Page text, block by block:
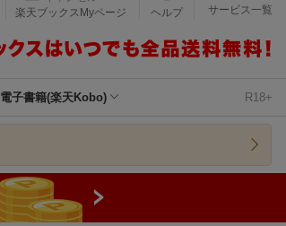
楽天Kobo
楽天ブックスMyページ
ヘルプ
サービス一覧
電子書籍(楽天Kobo) R18+